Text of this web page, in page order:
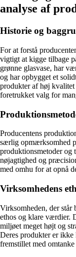
analyse af
Historie og
For at forstå
vigtigt at kigge tilbage
grønne glasvase, har
og har opbygget et
produkter af høj
foretrukket valg for
Producentens
særlig opmærksomhed
produktionsmetoder og
nøjagtighed og
med omhu for at opnå
Virksomhedens
Virksomheden, der står
ethos og klare værdier.
miljøet meget højt og
Deres produkter er ikke
fremstillet med